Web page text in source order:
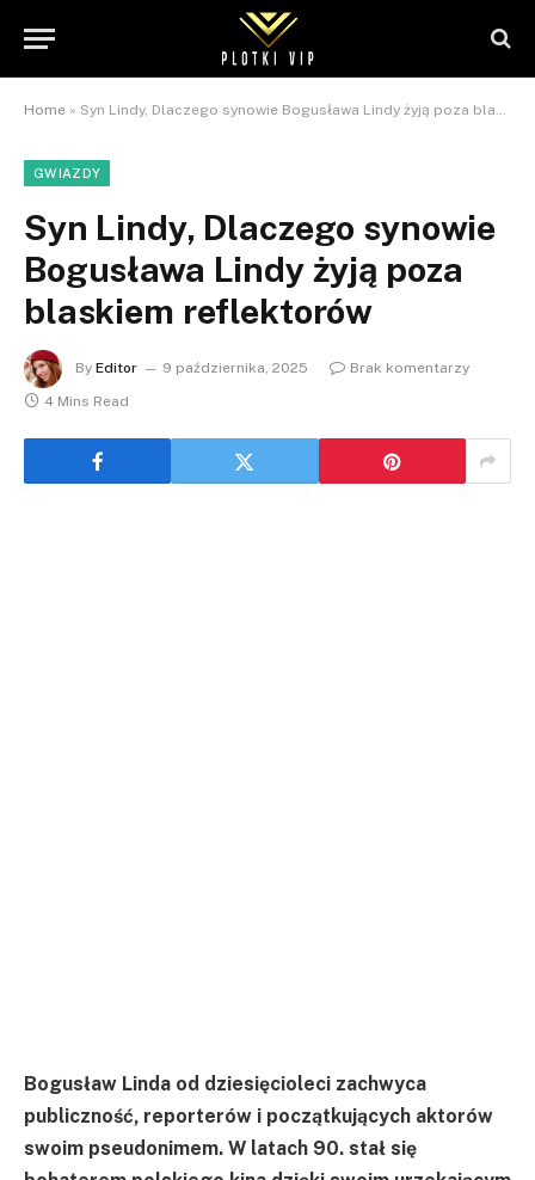
Home » Syn Lindy, Dlaczego synowie Bogusława Lindy żyją poza blaskiem reflektorów
GWIAZDY
Syn Lindy, Dlaczego synowie
Bogusława Lindy żyją poza
blaskiem reflektorów
By Editor 9 października, 2025
Brak komentarzy
4 Mins Read
Bogusław Linda od dziesięcioleci zachwyca
publiczność, reporterów i początkujących aktorów
swoim pseudonimem. W latach 90. stał się